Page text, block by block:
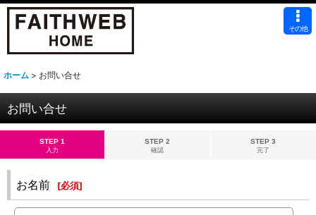
その他
ホーム > お問い合せ
お問い合せ
STEP 1
入力
STEP 2
確認
STEP 3
完了
お名前 [必須]